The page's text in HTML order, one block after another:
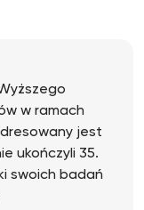
w ramach
jest
ukończyli 35.
swoich badań